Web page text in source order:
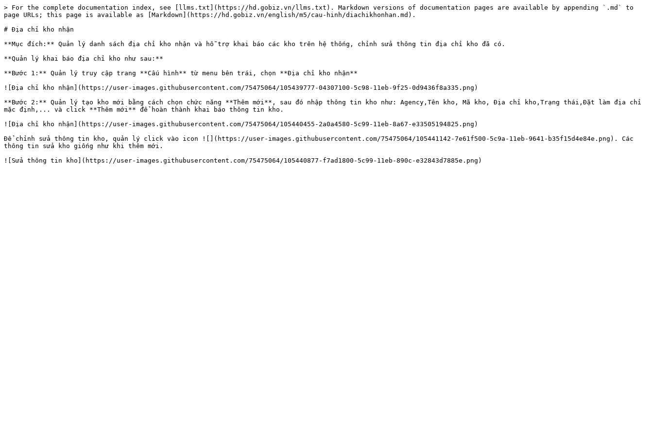
> For the complete documentation index, see [llms.txt](https://hd.gobiz.vn/llms.txt). Markdown versions of documentation pages are available by appending `.md` to
page URLs; this page is available as [Markdown](https://hd.gobiz.vn/english/m5/cau-hinh/diachikhonhan.md).
# Địa chỉ kho nhận
**Mục đích:** Quản lý danh sách địa chỉ kho nhận và hỗ trợ khai báo các kho trên hệ thống, chỉnh sửa thông tin địa chỉ kho đã có.
**Quản lý khai báo địa chỉ kho như sau:**
**Bước 1:** Quản lý truy cập trang **Cấu hình** từ menu bên trái, chọn **Địa chỉ kho nhận**
![Địa chỉ kho nhận](https://user-images.githubusercontent.com/75475064/105439777-04307100-5c98-11eb-9f25-0d9436f8a335.png)
**Bước 2:** Quản lý tạo kho mới bằng cách chọn chức năng **Thêm mới**, sau đó nhập thông tin kho như: Agency,Tên kho, Mã kho, Địa chỉ kho,Trạng thái,Đặt làm địa chỉ
mặc định,... và click **Thêm mới** để hoàn thành khai báo thông tin kho.
![Địa chỉ kho nhận](https://user-images.githubusercontent.com/75475064/105440455-2a0a4580-5c99-11eb-8a67-e33505194825.png)
Để chỉnh sửa thông tin kho, quản lý click vào icon ![](https://user-images.githubusercontent.com/75475064/105441142-7e61f500-5c9a-11eb-9641-b35f15d4e84e.png). Các
thông tin sửa kho giống như khi thêm mới.